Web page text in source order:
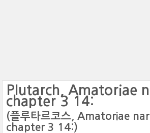
Plutarch, Amatoriae
chapter 3 14:
(플루타르코스, Amatoriae
chapter 3 14:)